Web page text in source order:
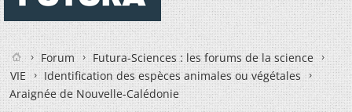
Forum
Futura-Sciences : les forums de la science
VIE
Identification des espèces animales ou végétales
Araignée de Nouvelle-Calédonie